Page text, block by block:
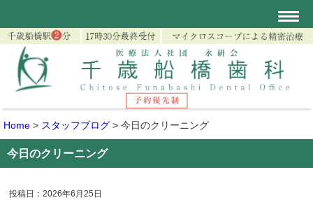
Home > スタッフブログ > 今日のクリーニング
今日のクリーニング
投稿日：2026年6月25日